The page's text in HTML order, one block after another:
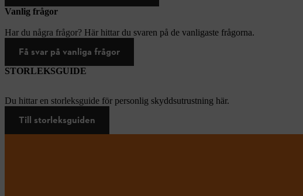
Vanlig frågor
Har du några frågor? Här hittar du svaren på de vanligaste frågorna.
Få svar på vanliga frågor
STORLEKSGUIDE
Du hittar en storleksguide för personlig skyddsutrustning här.
Till storleksguiden